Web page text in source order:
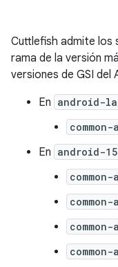
Cuttlefish admite los
rama de la versión
versiones de GSI del
En android-
En android-